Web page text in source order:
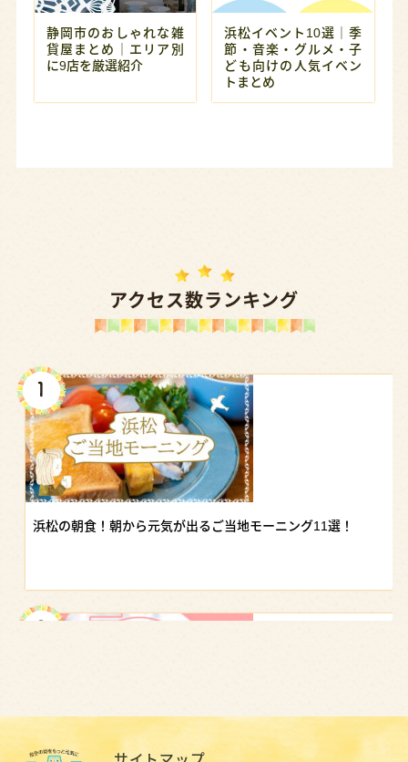
静岡市のおしゃれな雑
貨屋まとめ｜エリア別
に9店を厳選紹介
浜松イベント10選｜季
節・音楽・グルメ・子
ども向けの人気イベン
トまとめ
アクセス数ランキング
浜松の朝食！朝から元気が出るご当地モーニング11選！